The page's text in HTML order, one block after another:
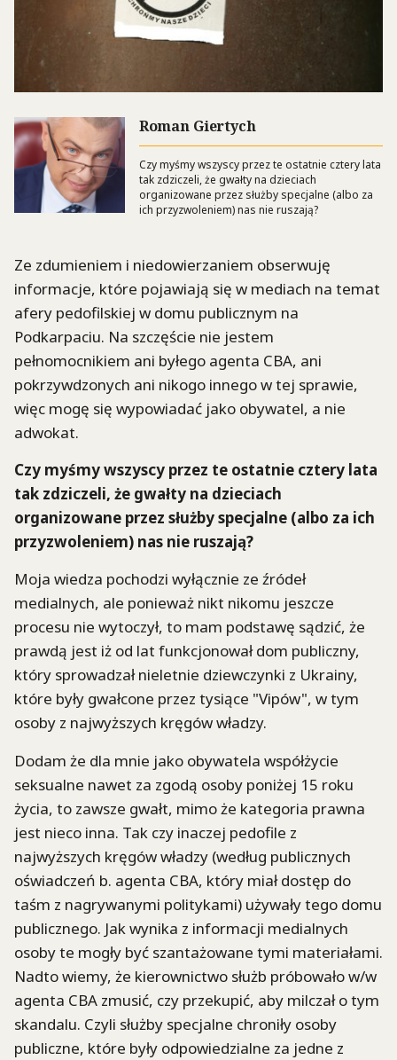
Roman Giertych
Czy myśmy wszyscy przez te ostatnie cztery lata
tak zdziczeli, że gwałty na dzieciach
organizowane przez służby specjalne (albo za
ich przyzwoleniem) nas nie ruszają?
Ze zdumieniem i niedowierzaniem obserwuję
informacje, które pojawiają się w mediach na temat
afery pedofilskiej w domu publicznym na
Podkarpaciu. Na szczęście nie jestem
pełnomocnikiem ani byłego agenta CBA, ani
pokrzywdzonych ani nikogo innego w tej sprawie,
więc mogę się wypowiadać jako obywatel, a nie
adwokat.
Czy myśmy wszyscy przez te ostatnie cztery lata
tak zdziczeli, że gwałty na dzieciach
organizowane przez służby specjalne (albo za ich
przyzwoleniem) nas nie ruszają?
Moja wiedza pochodzi wyłącznie ze źródeł
medialnych, ale ponieważ nikt nikomu jeszcze
procesu nie wytoczył, to mam podstawę sądzić, że
prawdą jest iż od lat funkcjonował dom publiczny,
który sprowadzał nieletnie dziewczynki z Ukrainy,
które były gwałcone przez tysiące "Vipów", w tym
osoby z najwyższych kręgów władzy.
Dodam że dla mnie jako obywatela współżycie
seksualne nawet za zgodą osoby poniżej 15 roku
życia, to zawsze gwałt, mimo że kategoria prawna
jest nieco inna. Tak czy inaczej pedofile z
najwyższych kręgów władzy (według publicznych
oświadczeń b. agenta CBA, który miał dostęp do
taśm z nagrywanymi politykami) używały tego domu
publicznego. Jak wynika z informacji medialnych
osoby te mogły być szantażowane tymi materiałami.
Nadto wiemy, że kierownictwo służb próbowało w/w
agenta CBA zmusić, czy przekupić, aby milczał o tym
skandalu. Czyli służby specjalne chroniły osoby
publiczne, które były odpowiedzialne za jedne z